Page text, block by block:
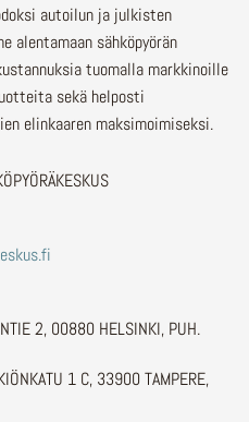
autoilun ja julkisten
alentamaan sähköpyörän
tuomalla markkinoille
sekä helposti
elinkaaren maksimoimiseksi.
2, 00880 HELSINKI, PUH.
1 C, 33900 TAMPERE,